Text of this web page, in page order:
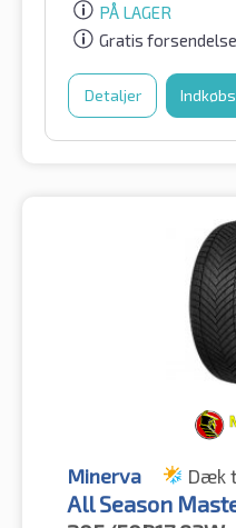
PÅ LAGER
Gratis forsendelse
Detaljer
Minerva Dæk
All Season